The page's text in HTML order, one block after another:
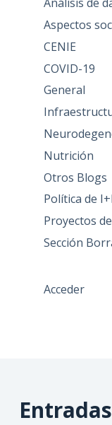
Aspectos
CENIE
COVID-19
General
Nutrición
Otros Blogs
Política de
Proyectos
Sección
Acceder